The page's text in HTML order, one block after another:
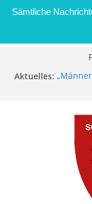
Sämtliche
Aktuelles:
der
Brand
Stadt